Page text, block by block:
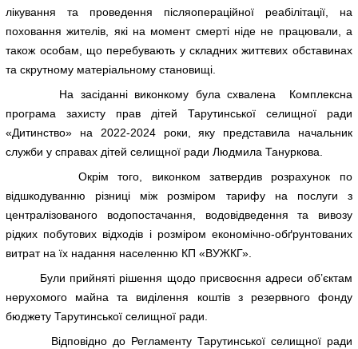
лікування та проведення післяопераційної реабілітації, на
поховання жителів, які на момент смерті ніде не працювали, а
також особам, що перебувають у складних життєвих обставинах
та скрутному матеріальному становищі.
На засіданні виконкому була схвалена Комплексна
програма захисту прав дітей Тарутинської селищної ради
«Дитинство» на 2022-2024 роки, яку представила начальник
служби у справах дітей селищної ради Людмила Тануркова.
Окрім того, виконком затвердив розрахунок по
відшкодуванню різниці між розміром тарифу на послуги з
централізованого водопостачання, водовідведення та вивозу
рідких побутових відходів і розміром економічно-обґрунтованих
витрат на їх надання населенню КП «ВУЖКГ».
Були прийняті рішення щодо присвоєння адреси об’єктам
нерухомого майна та виділення коштів з резервного фонду
бюджету Тарутинської селищної ради.
Відповідно до Регламенту Тарутинської селищної ради